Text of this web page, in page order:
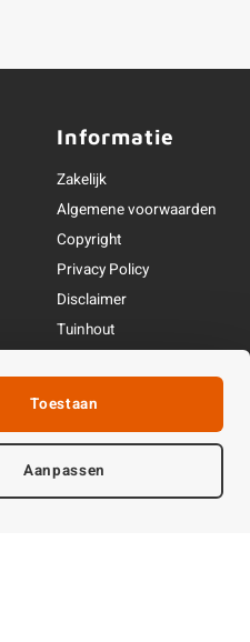
Informatie
Zakelijk
Algemene voorwaarden
Copyright
Privacy Policy
Disclaimer
Tuinhout
Toestaan
Aanpassen